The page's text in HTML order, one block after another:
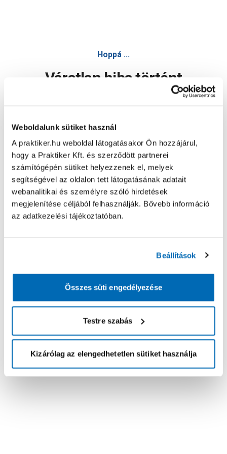
Weboldalunk sütiket használ
A praktiker.hu weboldal látogatásakor Ön hozzájárul,
hogy a Praktiker Kft. és szerződött partnerei
számítógépén sütiket helyezzenek el, melyek
segítségével az oldalon tett látogatásának adatait
webanalitikai és személyre szóló hirdetések
megjelenítése céljából felhasználják. Bővebb információ
az adatkezelési tájékoztatóban.
Beállítások
Összes süti engedélyezése
Testre szabás
Kizárólag az elengedhetetlen sütiket használja
Hoppá ...
Váratlan hiba történt
Oldal újratöltése